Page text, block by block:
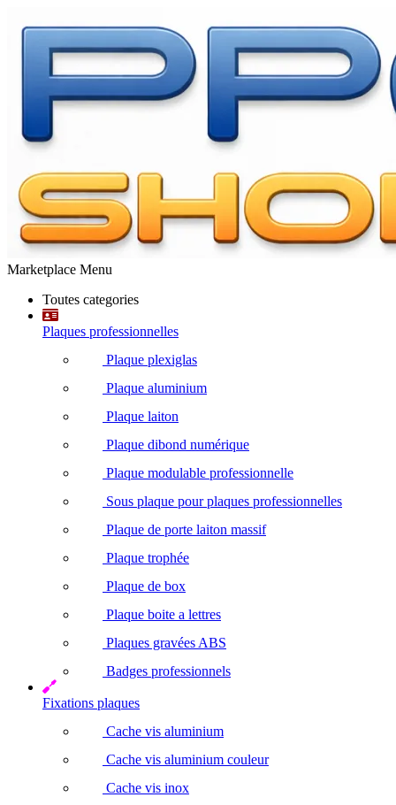
Marketplace Menu
Toutes categories
Plaques professionnelles
Plaque plexiglas
Plaque aluminium
Plaque laiton
Plaque dibond numérique
Plaque modulable professionnelle
Sous plaque pour plaques professionnelles
Plaque de porte laiton massif
Plaque trophée
Plaque de box
Plaque boite a lettres
Plaques gravées ABS
Badges professionnels
Fixations plaques
Cache vis aluminium
Cache vis aluminium couleur
Cache vis inox